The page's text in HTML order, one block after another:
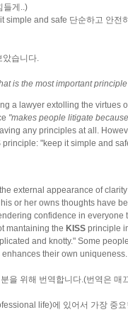
들게..)
simple and safe 단순하고 안전
았습니다.
is the most important
a lawyer extolling the virtues
"makes people litigate
any principles at all.
principle: "keep it simple and
external appearance of
or her owns thoughts have
confidence in everyone
mantaining the KISS principle
and knotty." Some
their own uniqueness.
을 위해 번역합니다.(번역은 매
life)에 있어서 가장 중